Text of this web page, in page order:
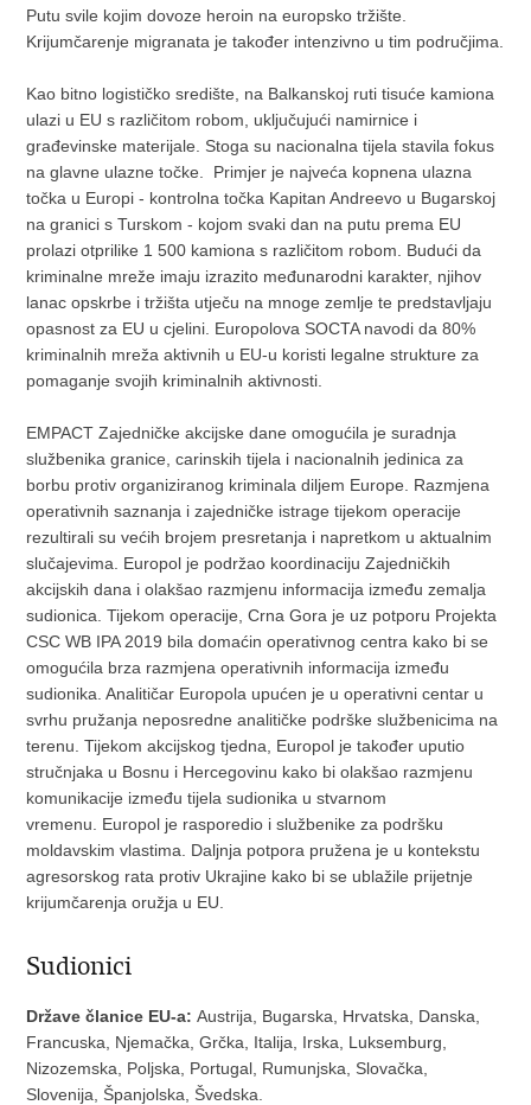
Putu svile kojim dovoze heroin na europsko tržište.
Krijumčarenje migranata je također intenzivno u tim područjima.
Kao bitno logističko središte, na Balkanskoj ruti tisuće kamiona
ulazi u EU s različitom robom, uključujući namirnice i
građevinske materijale. Stoga su nacionalna tijela stavila fokus
na glavne ulazne točke. Primjer je najveća kopnena ulazna
točka u Europi - kontrolna točka Kapitan Andreevo u Bugarskoj
na granici s Turskom - kojom svaki dan na putu prema EU
prolazi otprilike 1 500 kamiona s različitom robom. Budući da
kriminalne mreže imaju izrazito međunarodni karakter, njihov
lanac opskrbe i tržišta utječu na mnoge zemlje te predstavljaju
opasnost za EU u cjelini. Europolova SOCTA navodi da 80%
kriminalnih mreža aktivnih u EU-u koristi legalne strukture za
pomaganje svojih kriminalnih aktivnosti.
EMPACT Zajedničke akcijske dane omogućila je suradnja
službenika granice, carinskih tijela i nacionalnih jedinica za
borbu protiv organiziranog kriminala diljem Europe. Razmjena
operativnih saznanja i zajedničke istrage tijekom operacije
rezultirali su većih brojem presretanja i napretkom u aktualnim
slučajevima. Europol je podržao koordinaciju Zajedničkih
akcijskih dana i olakšao razmjenu informacija između zemalja
sudionica. Tijekom operacije,Crna Gora je uz potporu Projekta
CSC WB IPA 2019 bila domaćin operativnog centra kako bi se
omogućila brza razmjena operativnih informacija između
sudionika. Analitičar Europola upućen je u operativni centar u
svrhu pružanja neposredne analitičke podrške službenicima na
terenu. Tijekom akcijskog tjedna, Europol je također uputio
stručnjaka u Bosnu i Hercegovinu kako bi olakšao razmjenu
komunikacije između tijela sudionika u stvarnom
vremenu. Europol je rasporedio i službenike za podršku
moldavskim vlastima.
Daljnja potpora pružena je u kontekstu
agresorskog rata protiv Ukrajine kako bi se ublažile prijetnje
krijumčarenja oružja u EU.
Sudionici
Države članice EU-a:Austrija, Bugarska, Hrvatska, Danska,
Francuska, Njemačka, Grčka, Italija, Irska, Luksemburg,
Nizozemska, Poljska, Portugal, Rumunjska, Slovačka,
Slovenija, Španjolska, Švedska.